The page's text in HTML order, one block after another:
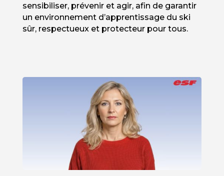
sensibiliser, prévenir et agir, afin de garantir
un environnement d’apprentissage du ski
sûr, respectueux et protecteur pour tous.